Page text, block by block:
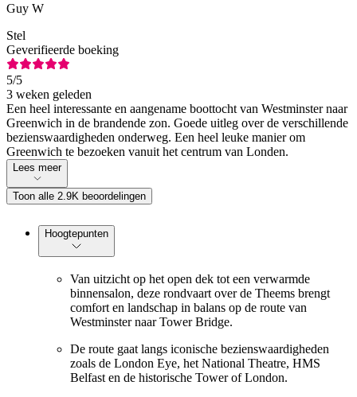
Guy W
Stel
Geverifieerde boeking
5/5
3 weken geleden
Een heel interessante en aangename boottocht van Westminster naar
Greenwich in de brandende zon. Goede uitleg over de verschillende
bezienswaardigheden onderweg. Een heel leuke manier om
Greenwich te bezoeken vanuit het centrum van Londen.
Lees meer
Toon alle 2.9K beoordelingen
Hoogtepunten
Van uitzicht op het open dek tot een verwarmde
binnensalon, deze rondvaart over de Theems brengt
comfort en landschap in balans op de route van
Westminster naar Tower Bridge.
De route gaat langs iconische bezienswaardigheden
zoals de London Eye, het National Theatre, HMS
Belfast en de historische Tower of London.